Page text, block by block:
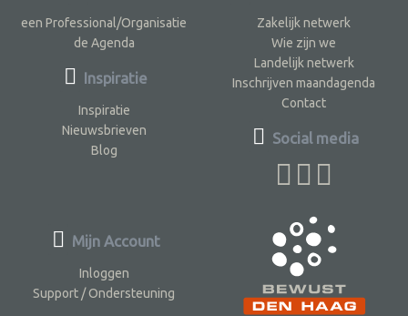
een Professional/Organisatie
de Agenda
Inspiratie
Inspiratie
Nieuwsbrieven
Blog
Zakelijk netwerk
Wie zijn we
Landelijk netwerk
Inschrijven maandagenda
Contact
Social media
Mijn Account
Inloggen
Support / Ondersteuning